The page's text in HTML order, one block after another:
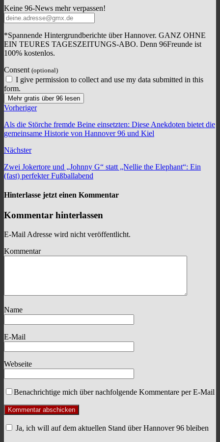
Keine 96-News mehr verpassen!
*Spannende Hintergrundberichte über Hannover. GANZ OHNE
EIN TEURES TAGESZEITUNGS-ABO. Denn 96Freunde ist
100% kostenlos.
Consent (optional)
I give permission to collect and use my data submitted in this
form.
Mehr gratis über 96 lesen
Vorheriger
Als die Störche fremde Beine einsetzten: Diese Anekdoten bietet die
gemeinsame Historie von Hannover 96 und Kiel
Nächster
Zwei Jokertore und „Johnny G“ statt „Nellie the Elephant“: Ein
(fast) perfekter Fußballabend
Hinterlasse jetzt einen Kommentar
Kommentar hinterlassen
E-Mail Adresse wird nicht veröffentlicht.
Kommentar
Name
E-Mail
Webseite
Benachrichtige mich über nachfolgende Kommentare per E-Mail
Ja, ich will auf dem aktuellen Stand über Hannover 96 bleiben